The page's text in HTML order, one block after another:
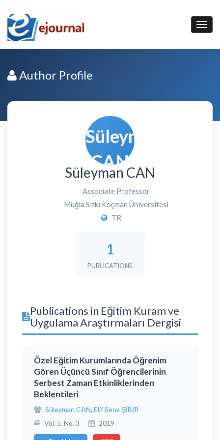
Author Profile
Süleyman CAN
Associate Professor
Muğla Sıtkı Koçman Üniversitesi
TR
1
PUBLICATIONS
Publications in Eğitim Kuram ve
Uygulama Araştırmaları Dergisi
Özel Eğitim Kurumlarında Öğrenim
Gören Üçüncü Sınıf Öğrencilerinin
Serbest Zaman Etkinliklerinden
Beklentileri
Süleyman CAN, Elif Sena ŞİBİR
Vol. 5, No. 3
2019